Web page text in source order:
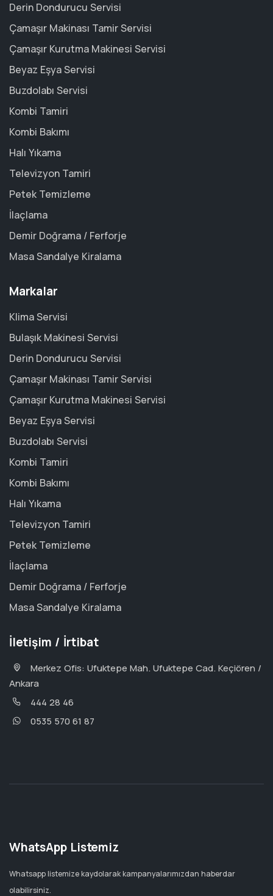
Derin Dondurucu Servisi
Çamaşır Makinası Tamir Servisi
Çamaşır Kurutma Makinesi Servisi
Beyaz Eşya Servisi
Buzdolabı Servisi
Kombi Tamiri
Kombi Bakımı
Halı Yıkama
Televizyon Tamiri
Petek Temizleme
İlaçlama
Demir Doğrama / Ferforje
Masa Sandalye Kiralama
Markalar
Klima Servisi
Bulaşık Makinesi Servisi
Derin Dondurucu Servisi
Çamaşır Makinası Tamir Servisi
Çamaşır Kurutma Makinesi Servisi
Beyaz Eşya Servisi
Buzdolabı Servisi
Kombi Tamiri
Kombi Bakımı
Halı Yıkama
Televizyon Tamiri
Petek Temizleme
İlaçlama
Demir Doğrama / Ferforje
Masa Sandalye Kiralama
İletişim / İrtibat
Merkez Ofis: Ufuktepe Mah. Ufuktepe Cad. Keçiören /
Ankara
444 28 46
0535 570 61 87
WhatsApp Listemiz
Whatsapp listemize kaydolarak kampanyalarımızdan haberdar
olabilirsiniz.